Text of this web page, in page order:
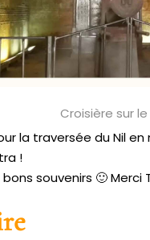
Croisière sur
la traversée du Nil
!
souvenirs 🙂 Merci